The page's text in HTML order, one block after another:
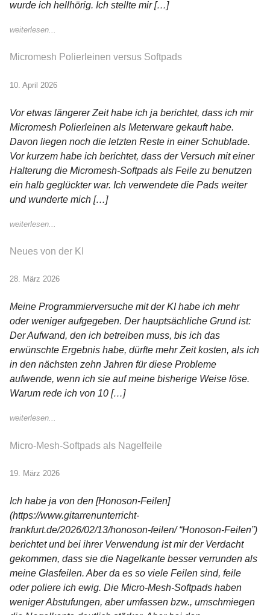
wurde ich hellhörig. Ich stellte mir […]
weiterlesen...
Micromesh Polierleinen versus Softpads
10. April 2026
Vor etwas längerer Zeit habe ich ja berichtet, dass ich mir
Micromesh Polierleinen als Meterware gekauft habe.
Davon liegen noch die letzten Reste in einer Schublade.
Vor kurzem habe ich berichtet, dass der Versuch mit einer
Halterung die Micromesh-Softpads als Feile zu benutzen
ein halb geglückter war. Ich verwendete die Pads weiter
und wunderte mich […]
weiterlesen...
Neues von der KI
28. März 2026
Meine Programmierversuche mit der KI habe ich mehr
oder weniger aufgegeben. Der hauptsächliche Grund ist:
Der Aufwand, den ich betreiben muss, bis ich das
erwünschte Ergebnis habe, dürfte mehr Zeit kosten, als ich
in den nächsten zehn Jahren für diese Probleme
aufwende, wenn ich sie auf meine bisherige Weise löse.
Warum rede ich von 10 […]
weiterlesen...
Micro-Mesh-Softpads als Nagelfeile
19. März 2026
Ich habe ja von den [Honoson-Feilen]
(https://www.gitarrenunterricht-
frankfurt.de/2026/02/13/honoson-feilen/ “Honoson-Feilen”)
berichtet und bei ihrer Verwendung ist mir der Verdacht
gekommen, dass sie die Nagelkante besser verrunden als
meine Glasfeilen. Aber da es so viele Feilen sind, feile
oder poliere ich ewig. Die Micro-Mesh-Softpads haben
weniger Abstufungen, aber umfassen bzw., umschmiegen